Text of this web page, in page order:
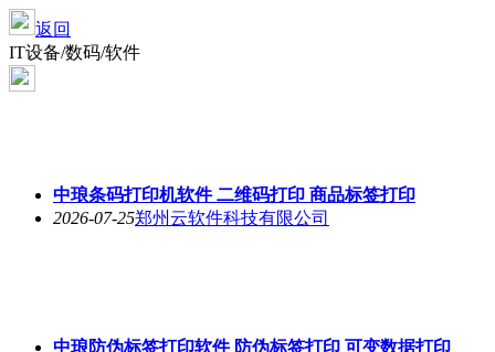
返回
IT设备/数码/软件
中琅条码打印机软件 二维码打印 商品标签打印
2026-07-25郑州云软件科技有限公司
中琅防伪标签打印软件 防伪标签打印 可变数据打印